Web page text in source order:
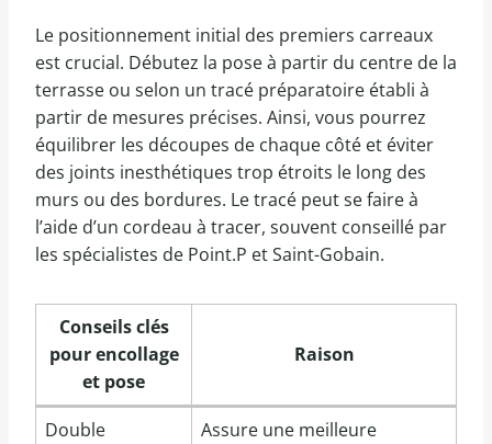
Le positionnement initial des premiers carreaux
est crucial. Débutez la pose à partir du centre de la
terrasse ou selon un tracé préparatoire établi à
partir de mesures précises. Ainsi, vous pourrez
équilibrer les découpes de chaque côté et éviter
des joints inesthétiques trop étroits le long des
murs ou des bordures. Le tracé peut se faire à
l’aide d’un cordeau à tracer, souvent conseillé par
les spécialistes de Point.P et Saint-Gobain.
Conseils clés
pour encollage
et pose
Raison
Double
Assure une meilleure